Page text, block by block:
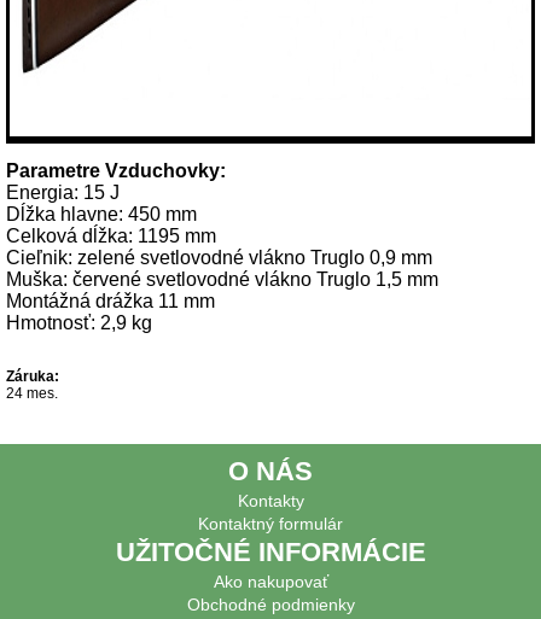
Parametre Vzduchovky:
Energia: 15 J
Dĺžka hlavne: 450 mm
Celková dĺžka: 1195 mm
Cieľnik: zelené svetlovodné vlákno Truglo 0,9 mm
Muška: červené svetlovodné vlákno Truglo 1,5 mm
Montážná drážka 11 mm
Hmotnosť: 2,9 kg
Záruka:
24 mes.
O NÁS
Kontakty
Kontaktný formulár
UŽITOČNÉ INFORMÁCIE
Ako nakupovať
Obchodné podmienky